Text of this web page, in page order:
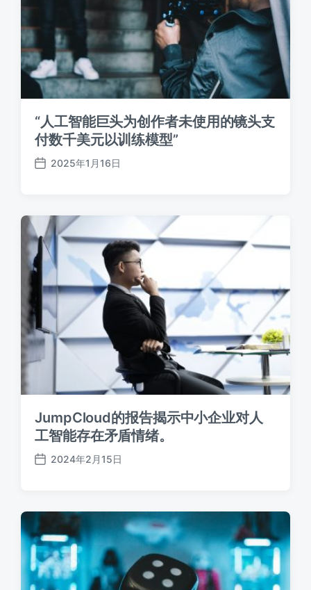
“人工智能巨头为创作者未使用的镜头支
付数千美元以训练模型”
发
期
2025年1月16日
JumpCloud的报告揭示中小企业对人
工智能存在矛盾情绪。
发
期
2024年2月15日